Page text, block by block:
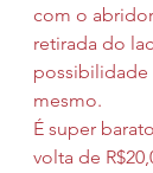
com o
retirada do
possibilidade
mesmo.
É super
volta de